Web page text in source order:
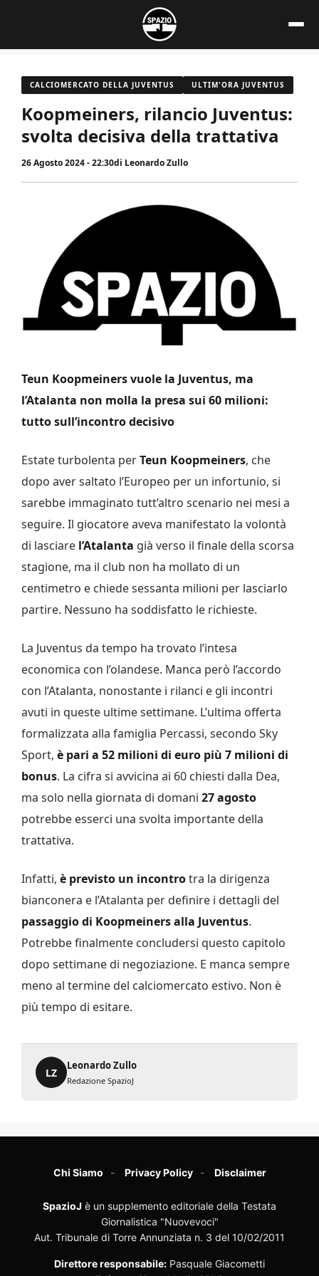
contenuto
CALCIOMERCATO DELLA JUVENTUS ULTIM'ORA JUVENTUS
Koopmeiners, rilancio Juventus:
svolta decisiva della trattativa
26 Agosto 2024 - 22:30di Leonardo Zullo
Teun Koopmeiners vuole la Juventus, ma
l’Atalanta non molla la presa sui 60 milioni:
tutto sull’incontro decisivo
Estate turbolenta perTeun Koopmeiners, che
dopo aver saltato l’Europeo per un infortunio, si
sarebbe immaginato tutt’altro scenario nei mesi a
seguire. Il giocatore aveva manifestato la volontà
di lasciare l’Atalanta già verso il finale della scorsa
stagione, ma il club non ha mollato di un
centimetro e chiede sessanta milioni per lasciarlo
partire. Nessuno ha soddisfatto le richieste.
La Juventus da tempo ha trovato l’intesa
economica con l’olandese. Manca però l’accordo
con l’Atalanta, nonostante i rilanci e gli incontri
avuti in queste ultime settimane. L’ultima offerta
formalizzata alla famiglia Percassi, secondo Sky
Sport, è pari a 52 milioni di euro più 7 milioni di
bonus. La cifra si avvicina ai 60 chiesti dalla Dea,
ma solo nella giornata di domani 27 agosto
potrebbe esserci una svolta importante della
trattativa.
Infatti, è previsto un incontrotra la dirigenza
bianconera e l’Atalanta per definire i dettagli del
passaggio di Koopmeiners alla Juventus.
Potrebbe finalmente concludersi questo capitolo
dopo settimane di negoziazione. E manca sempre
meno al termine del calciomercato estivo. Non è
più tempo di esitare.
LZ
Leonardo Zullo
Redazione SpazioJ
Chi Siamo Privacy Policy Disclaimer
SpazioJ è un supplemento editoriale della Testata
Giornalistica "Nuovevoci"
Aut. Tribunale di Torre Annunziata n. 3 del 10/02/2011
Direttore responsabile: Pasquale Giacometti